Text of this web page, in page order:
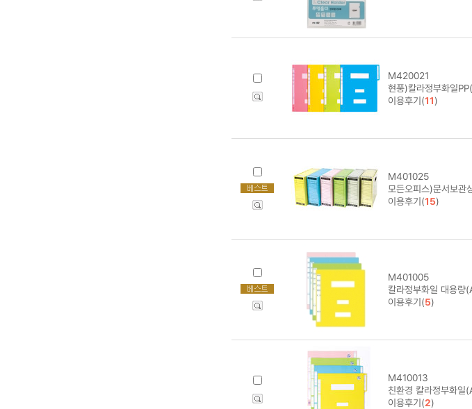
M420021
현풍)칼라정부화일
이용후기(11)
M401025
모든오피스)문서보관
이용후기(15)
M401005
칼라정부화일 대용
이용후기(5)
M410013
친환경 칼라정부화
이용후기(2)